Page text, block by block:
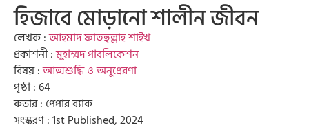
হিজাবে মোড়ানো শালীন জীবন
লেখক :আহমাদ ফাতহুল্লাহ শাইখ
প্রকাশনী :মুহাম্মদ পাবলিকেশন
বিষয় :আত্মশুদ্ধি ও অনুপ্রেরণা
পৃষ্ঠা : 64
কভার : পেপার ব্যাক
সংস্করণ : 1st Published, 2024